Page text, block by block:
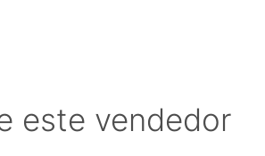
este vendedor